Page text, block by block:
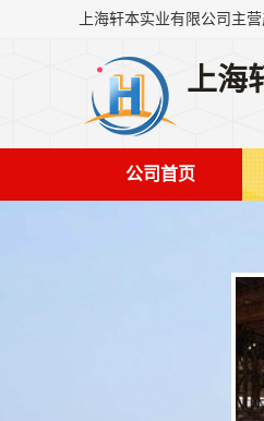
上海
公司首页